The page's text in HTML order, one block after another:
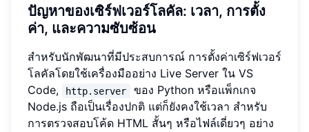
ปัญหาของเซิร์ฟเวอร์โลคัล: เวลา, การตั้ง
ค่า, และความซับซ้อน
สำหรับนักพัฒนาที่มีประสบการณ์ การตั้งค่าเซิร์ฟเวอร์
โลคัลโดยใช้เครื่องมืออย่าง Live Server ใน VS
Code,
http.server
ของ Python หรือแพ็กเกจ
Node.js ถือเป็นเรื่องปกติ แต่ก็ยังคงใช้เวลา สำหรับ
การตรวจสอบโค้ด HTML สั้นๆ หรือไฟล์เดี่ยวๆ อย่าง